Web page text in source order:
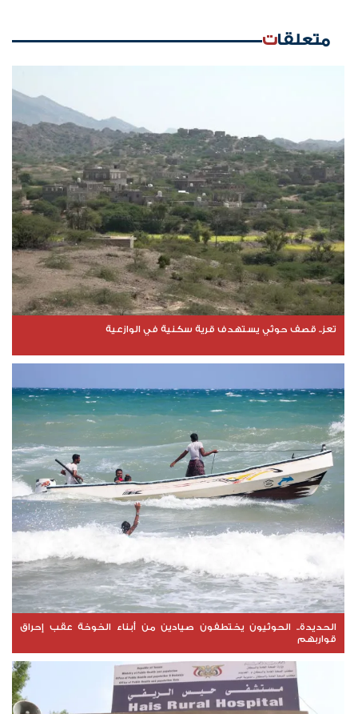
متعلقات
تعز.. قصف حوثي يستهدف قرية سكنية في الوازعية
الحديدة.. الحوثيون يختطفون صيادين من أبناء الخوخة عقب إحراق
قواربهم